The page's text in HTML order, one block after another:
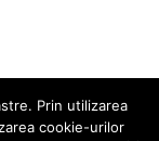
Prin utilizarea
cookie-urilor